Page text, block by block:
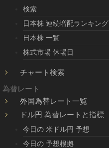
検索
日本株 連続増配ランキング
日本株 一覧
株式市場 休場日
チャート検索
為替レート
外国為替レート一覧
ドル円 為替レートと指標
今日の 米ドル円 予想
今日の 予想根拠